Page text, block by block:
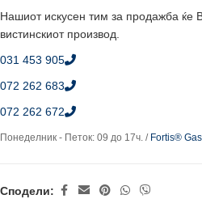
Нашиот искусен тим за продажба ќе
вистинскиот производ.
031 453 905
072 262 683
072 262 672
Понеделник - Петок: 09 до 17ч. / Fortis®
Сподели: